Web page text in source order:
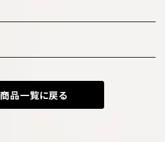
商品一覧に戻る